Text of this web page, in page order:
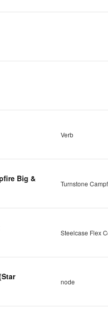
Verb
Big &
Turnstone
Steelcase Flex
node